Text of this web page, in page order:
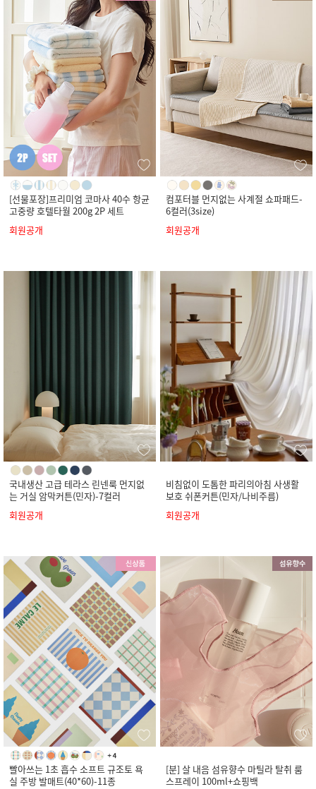
[선물포장]프리미엄 코마사 40수 항균
고중량 호텔타월 200g 2P 세트
회원공개
컴포터블 먼지없는 사계절 쇼파패드-
6컬러(3size)
회원공개
국내생산 고급 테라스 린넨룩 먼지없
는 거실 암막커튼(민자)-7컬러
회원공개
비침없이 도톰한 파리의아침 사생활
보호 쉬폰커튼(민자/나비주름)
회원공개
빨아쓰는 1초 흡수 소프트 규조토 욕
실 주방 발매트(40*60)-11종
[분] 살 내음 섬유향수 마틸라 탈취 룸
스프레이 100ml+쇼핑백